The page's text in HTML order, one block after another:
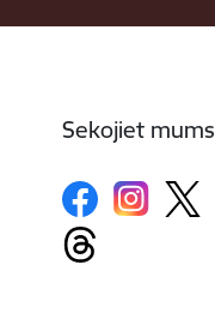
Sekojiet mums